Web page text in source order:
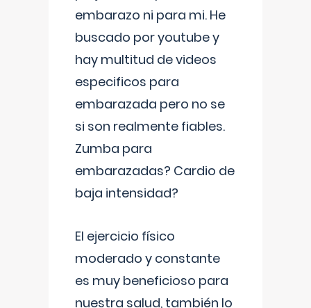
embarazo ni para mi. He
buscado por youtube y
hay multitud de videos
especificos para
embarazada pero no se
si son realmente fiables.
Zumba para
embarazadas? Cardio de
baja intensidad?
El ejercicio físico
moderado y constante
es muy beneficioso para
nuestra salud, también lo